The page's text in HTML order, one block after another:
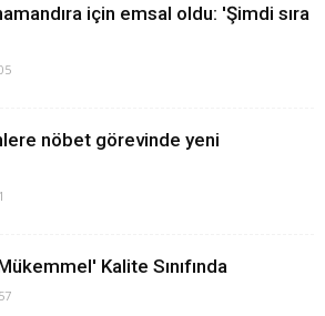
için emsal oldu: 'Şimdi sıra
nöbet görevinde yeni
Kalite Sınıfında